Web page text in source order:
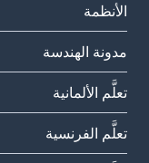
الأنظمة
مدونة الهندسة
تعلَّم الألمانية
تعلَّم الفرنسية